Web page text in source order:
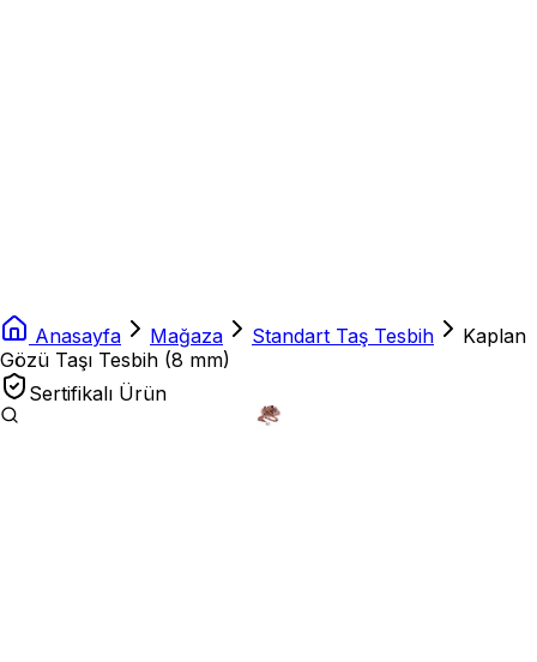
Anasayfa Mağaza Standart Taş Tesbih
Kaplan
Gözü Taşı Tesbih (8 mm)
Sertifikalı Ürün